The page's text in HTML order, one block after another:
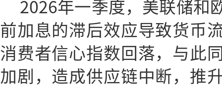
2026年一季度，美联储和
前加息的滞后效应导致货币
消费者信心指数回落，与此
加剧，造成供应链中断，推